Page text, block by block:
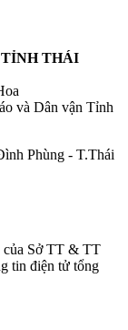
THÁI
và Dân vận Tỉnh
Phùng - T.Thái
của Sở TT & TT
tin điện tử tổng